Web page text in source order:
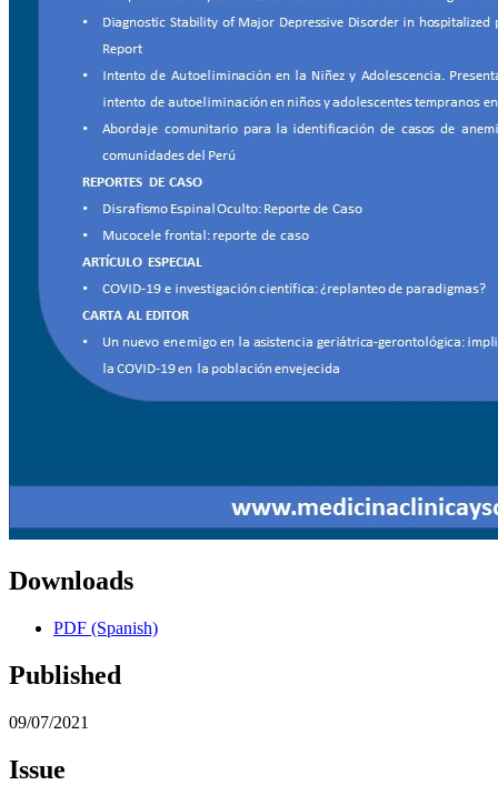
Downloads
PDF (Spanish)
Published
09/07/2021
Issue